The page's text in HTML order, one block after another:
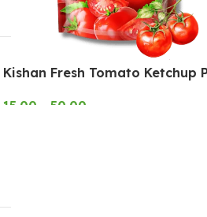
Kishan Fresh Tomato Ketchup
15.00 50.00